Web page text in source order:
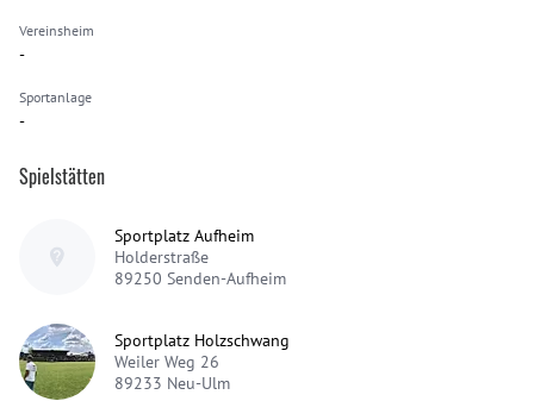
Vereinsheim
-
Sportanlage
-
Spielstätten
Sportplatz Aufheim
Holderstraße
89250 Senden-Aufheim
Sportplatz Holzschwang
Weiler Weg 26
89233 Neu-Ulm